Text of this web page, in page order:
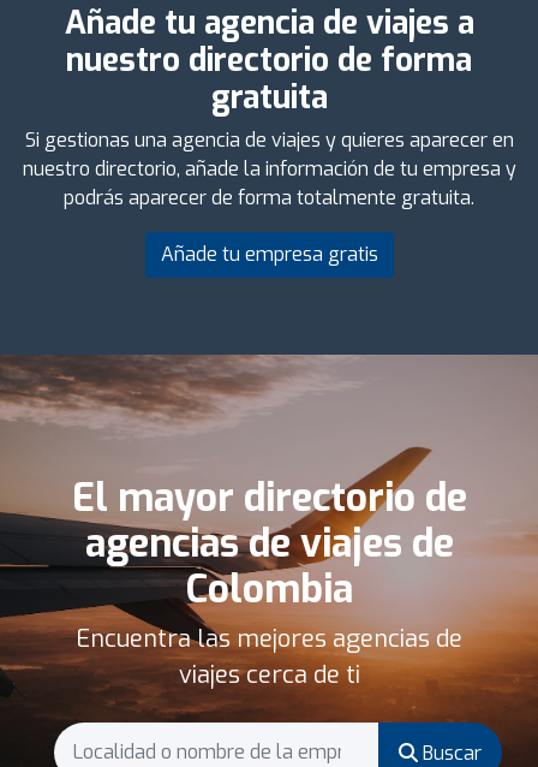
Añade tu agencia de viajes a
nuestro directorio de forma
gratuita
Si gestionas una agencia de viajes y quieres aparecer en
nuestro directorio, añade la información de tu empresa y
podrás aparecer de forma totalmente gratuita.
Añade tu empresa gratis
El mayor directorio de
agencias de viajes de
Colombia
Encuentra las mejores agencias de
viajes cerca de ti
Buscar